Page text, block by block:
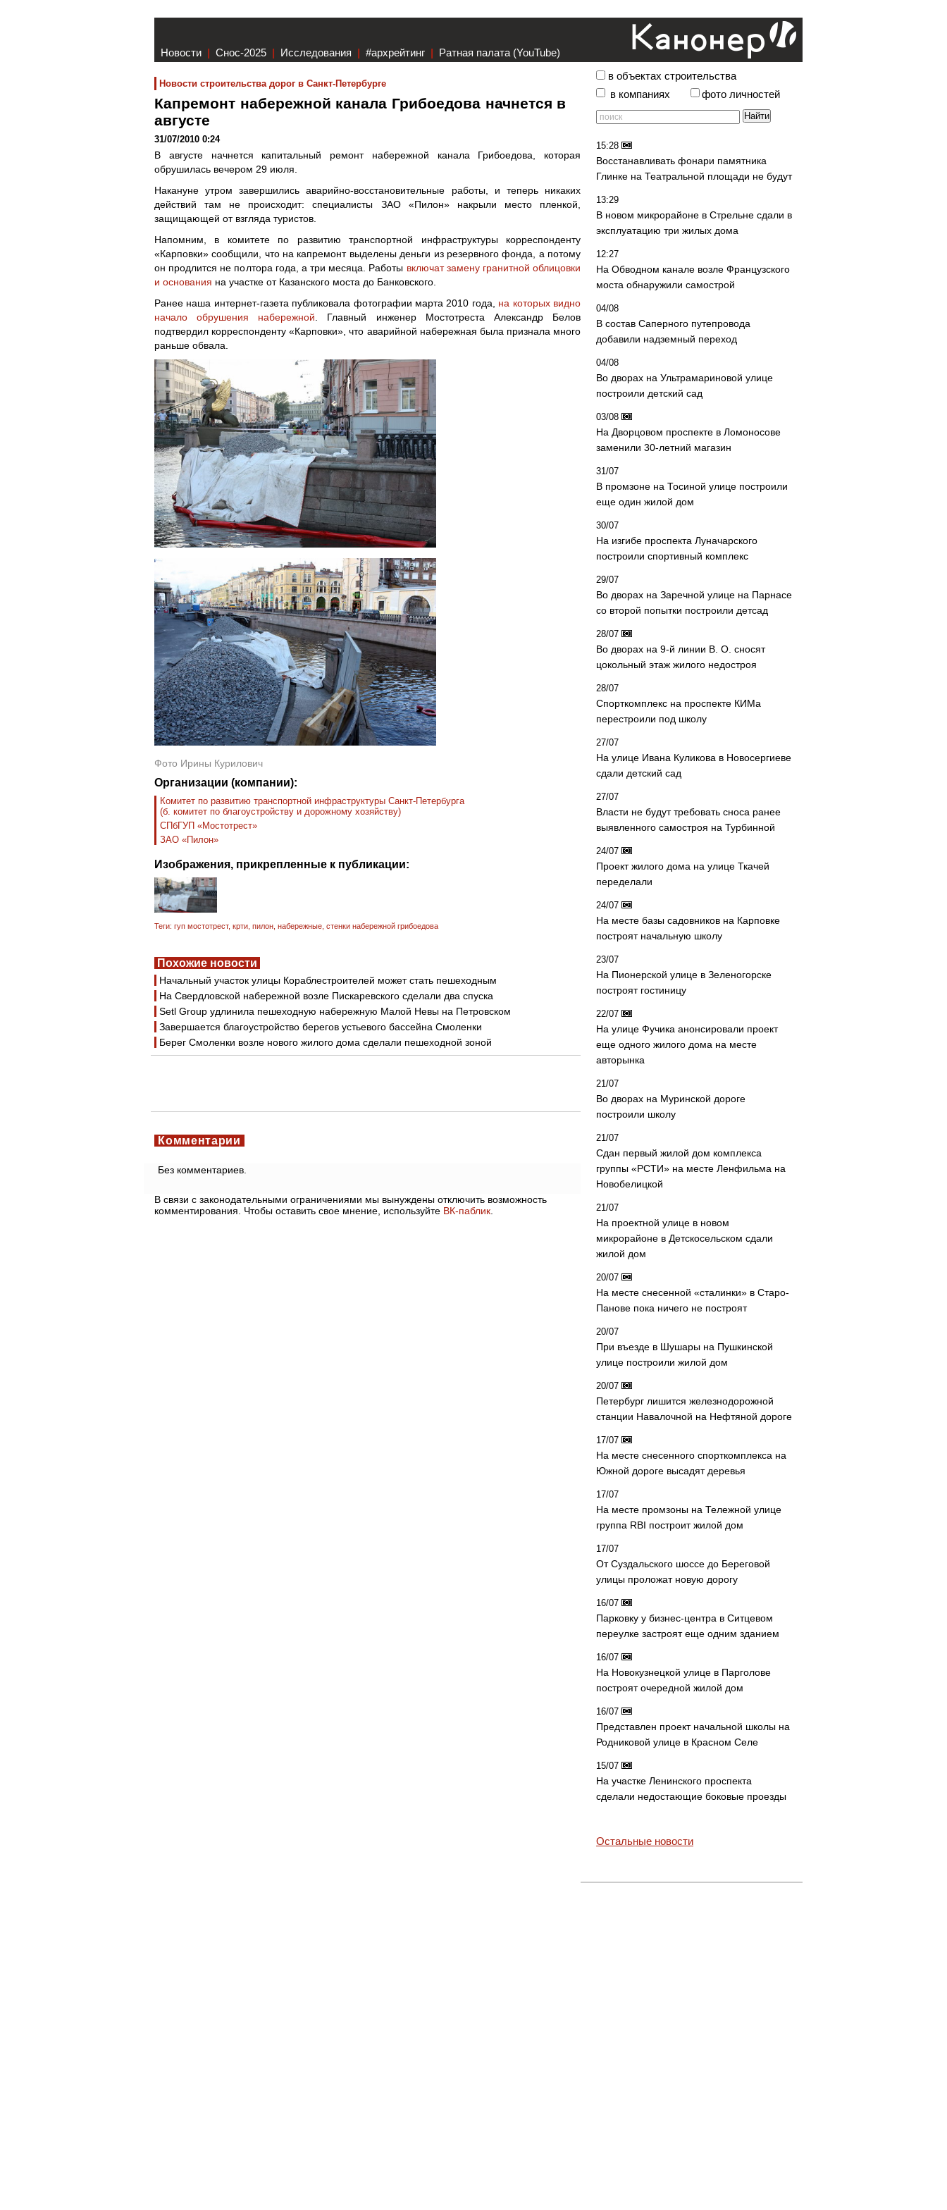
Новости | Снос-2025 | Исследования | #архрейтинг | Ратная палата (YouTube)
Новости строительства дорог в Санкт-Петербурге
Капремонт набережной канала Грибоедова начнется в
августе
31/07/2010 0:24
В августе начнется капитальный ремонт набережной канала Грибоедова, которая
обрушилась вечером 29 июля.
Накануне утром завершились аварийно-восстановительные работы, и теперь никаких
действий там не происходит: специалисты ЗАО «Пилон» накрыли место пленкой,
защищающей от взгляда туристов.
Напомним, в комитете по развитию транспортной инфраструктуры корреспонденту
«Карповки» сообщили, что на капремонт выделены деньги из резервного фонда, а потому
он продлится не полтора года, а три месяца. Работы включат замену гранитной облицовки
и основания на участке от Казанского моста до Банковского.
Ранее наша интернет-газета публиковала фотографии марта 2010 года, на которых видно
начало обрушения набережной . Главный инженер Мостотреста Александр Белов
подтвердил корреспонденту «Карповки», что аварийной набережная была признала много
раньше обвала.
Фото Ирины Курилович
Организации (компании):
Комитет по развитию транспортной инфраструктуры Санкт-Петербурга
(б. комитет по благоустройству и дорожному хозяйству)
СПбГУП «Мостотрест»
ЗАО «Пилон»
Изображения, прикрепленные к публикации:
Теги: гуп мостотрест, крти пилон набережные стенки набережной грибоедова
Похожие новости
Начальный участок улицы Кораблестроителей может стать пешеходным
На Свердловской набережной возле Пискаревского сделали два спуска
Setl Group удлинила пешеходную набережную Малой Невы на Петровском
Завершается благоустройство берегов устьевого бассейна Смоленки
Берег Смоленки возле нового жилого дома сделали пешеходной зоной
Комментарии
Без комментариев.
В связи с законодательными ограничениями мы вынуждены отключить возможность
комментирования. Чтобы оставить свое мнение, используйте ВК-паблик.
в объектах строительства
в компаниях
фото личностей
15:28
Восстанавливать фонари памятника
Глинке на Театральной площади не будут
13:29
В новом микрорайоне в Стрельне сдали в
эксплуатацию три жилых дома
12:27
На Обводном канале возле Французского
моста обнаружили самострой
04/08
В состав Саперного путепровода
добавили надземный переход
04/08
Во дворах на Ультрамариновой улице
построили детский сад
03/08
На Дворцовом проспекте в Ломоносове
заменили 30-летний магазин
31/07
В промзоне на Тосиной улице построили
еще один жилой дом
30/07
На изгибе проспекта Луначарского
построили спортивный комплекс
29/07
Во дворах на Заречной улице на Парнасе
со второй попытки построили детсад
28/07
Во дворах на 9-й линии В. О. сносят
цокольный этаж жилого недостроя
28/07
Спорткомплекс на проспекте КИМа
перестроили под школу
27/07
На улице Ивана Куликова в Новосергиеве
сдали детский сад
27/07
Власти не будут требовать сноса ранее
выявленного самостроя на Турбинной
24/07
Проект жилого дома на улице Ткачей
переделали
24/07
На месте базы садовников на Карповке
построят начальную школу
23/07
На Пионерской улице в Зеленогорске
построят гостиницу
22/07
На улице Фучика анонсировали проект
еще одного жилого дома на месте
авторынка
21/07
Во дворах на Муринской дороге
построили школу
21/07
Сдан первый жилой дом комплекса
группы «РСТИ» на месте Ленфильма на
Новобелицкой
21/07
На проектной улице в новом
микрорайоне в Детскосельском сдали
жилой дом
20/07
На месте снесенной «сталинки» в Старо-
Панове пока ничего не построят
20/07
При въезде в Шушары на Пушкинской
улице построили жилой дом
20/07
Петербург лишится железнодорожной
станции Навалочной на Нефтяной дороге
17/07
На месте снесенного спорткомплекса на
Южной дороге высадят деревья
17/07
На месте промзоны на Тележной улице
группа RBI построит жилой дом
17/07
От Суздальского шоссе до Береговой
улицы проложат новую дорогу
16/07
Парковку у бизнес-центра в Ситцевом
переулке застроят еще одним зданием
16/07
На Новокузнецкой улице в Парголове
построят очередной жилой дом
16/07
Представлен проект начальной школы на
Родниковой улице в Красном Селе
15/07
На участке Ленинского проспекта
сделали недостающие боковые проезды
Остальные новости